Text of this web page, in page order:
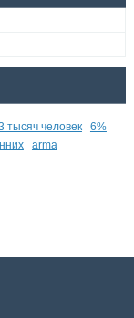
тысяч человек
6%
arma